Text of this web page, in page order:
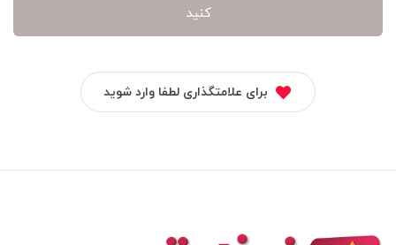
کنید
برای علامتگذاری لطفا وارد شوید